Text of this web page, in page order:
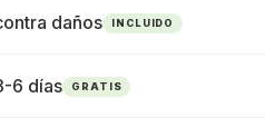
daños INCLUIDO
6 días GRATIS